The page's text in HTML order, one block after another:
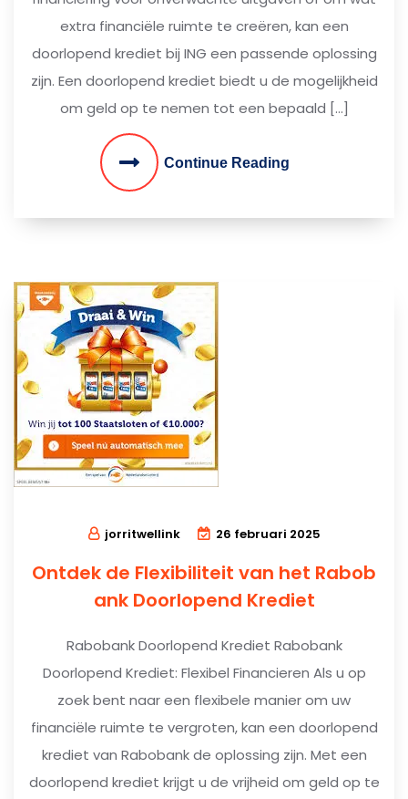
extra financiële ruimte te creëren, kan een
doorlopend krediet bij ING een passende oplossing
zijn. Een doorlopend krediet biedt u de mogelijkheid
om geld op te nemen tot een bepaald […]
Continue Reading
jorritwellink 26 februari 2025
Ontdek de Flexibiliteit van het Rabob
ank Doorlopend Krediet
Rabobank Doorlopend Krediet Rabobank
Doorlopend Krediet: Flexibel Financieren Als u op
zoek bent naar een flexibele manier om uw
financiële ruimte te vergroten, kan een doorlopend
krediet van Rabobank de oplossing zijn. Met een
doorlopend krediet krijgt u de vrijheid om geld op te